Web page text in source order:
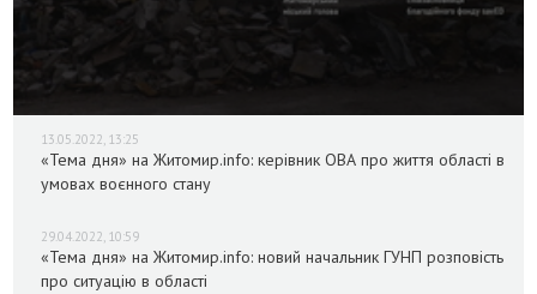
13.05.2022, 13:25
«Тема дня» на Житомир.info: керівник ОВА про життя області в
умовах воєнного стану
29.04.2022, 10:59
«Тема дня» на Житомир.info: новий начальник ГУНП розповість
про ситуацію в області